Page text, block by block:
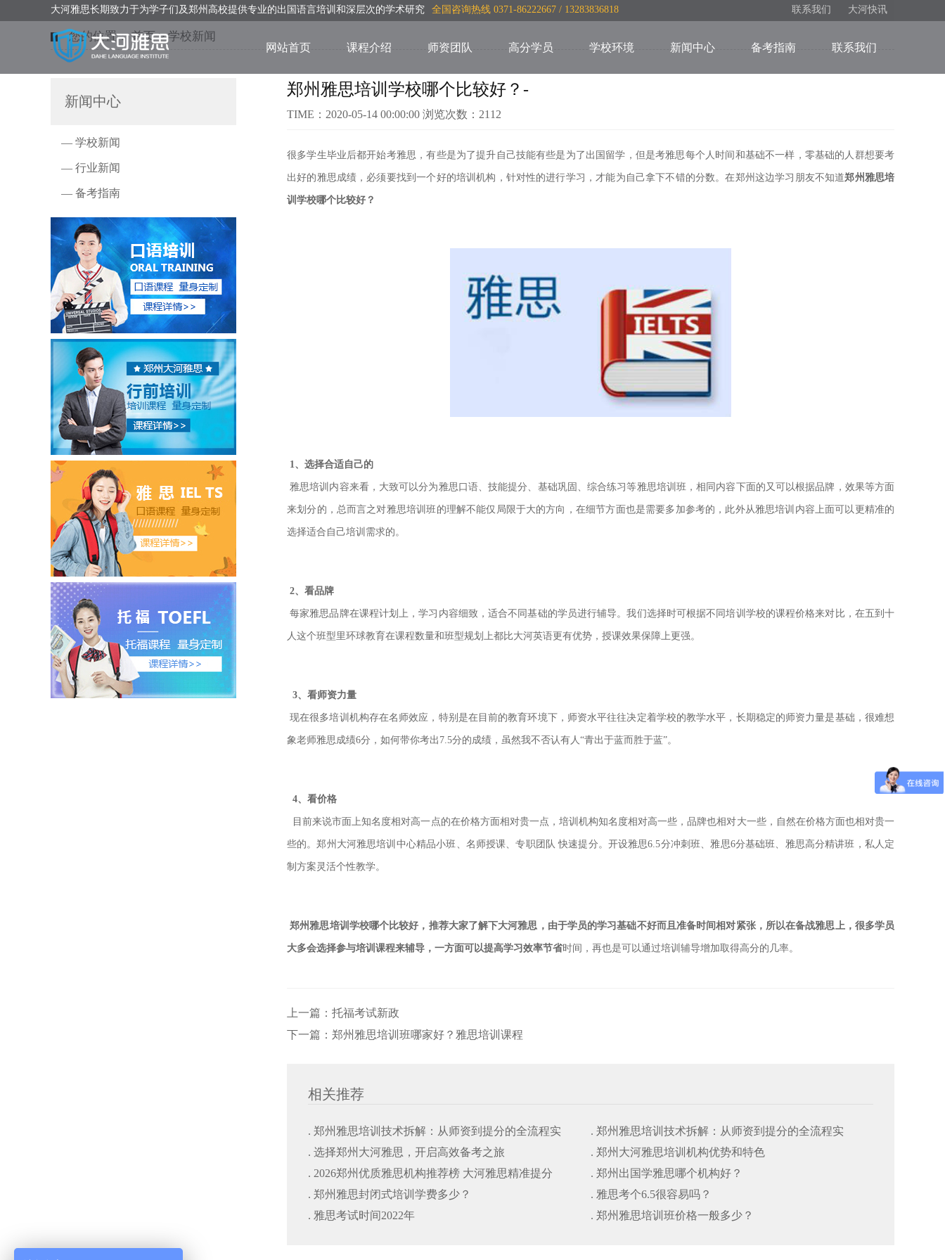
大河雅思长期致力于为学子们及郑州高校提供专业的出国语言培训和深层次的学术研究 全国咨询热线 0371-86222667 / 13283836818 联系我们 大河快讯
网站首页 课程介绍 师资团队 高分学员 学校环境 新闻中心 备考指南 联系我们
您的位置：首页>学校新闻
新闻中心
— 学校新闻
— 行业新闻
— 备考指南
郑州雅思培训学校哪个比较好？-
TIME：2020-05-14 00:00:00 浏览次数：2112
很多学生毕业后都开始考雅思，有些是为了提升自己技能有些是为了出国留学，但是考雅思每个人时间和基础不一样，零基础的人群想要考
出好的雅思成绩，必须要找到一个好的培训机构，针对性的进行学习，才能为自己拿下不错的分数。在郑州这边学习朋友不知道郑州雅思培
训学校哪个比较好？
1、选择合适自己的
雅思培训内容来看，大致可以分为雅思口语、技能提分、基础巩固、综合练习等雅思培训班，相同内容下面的又可以根据品牌，效果等方面
来划分的，总而言之对雅思培训班的理解不能仅局限于大的方向 ，在细节方面也是需要多加参考的，此外从雅思培训内容上面可以更精准的
选择适合自己培训需求的。
2、看品牌
每家雅思品牌在课程计划上，学习内容细致，适合不同基础的学员进行辅导。我们选择时可根据不同培训学校的课程价格来对比，在五到十
人这个班型里环球教育在课程数量和班型规划上都比大河英语更有优势，授课效果保障上更强。
3、看师资力量
现在很多培训机构存在名师效应，特别是在目前的教育环境下，师资水平往往决定着学校的教学水平，长期稳定的师资力量是基础，很难想
象老师雅思成绩6分，如何带你考出7.5分的成绩，虽然我不否认有人“青出于蓝而胜于蓝”。
4、看价格
目前来说市面上知名度相对高一点的在价格方面相对贵一点，培训机构知名度相对高一些，品牌也相对大一些，自然在价格方面也相对贵一
些的。郑州大河雅思培训中心精品小班、名师授课、专职团队快速提分。开设雅思6.5分冲刺班、雅思6分基础班、雅思高分精讲班，私人定
制方案灵活个性教学。
郑州雅思培训学校哪个比较好 ，推荐大家了解下大河雅思，由于学员的学习基础不好而且准备时间相对紧张，所以在备战雅思上，很多学员
大多会选择参与培训课程来辅导，一方面可以提高学习效率节省时间，再也是可以通过培训辅导增加取得高分的几率。
上一篇： 托福考试新政
下一篇： 郑州雅思培训班哪家好？雅思培训课程
相关推荐
. 郑州雅思培训技术拆解：从师资到提分的全流程实
操
. 郑州雅思培训技术拆解：从师资到提分的全流程实
操
. 选择郑州大河雅思，开启高效备考之旅
. 郑州大河雅思培训机构优势和特色
. 2026郑州优质雅思机构推荐榜 大河雅思精准提分
. 郑州出国学雅思哪个机构好？
. 郑州雅思封闭式培训学费多少？
. 雅思考个6.5很容易吗？
. 雅思考试时间2022年
. 郑州雅思培训班价格一般多少？